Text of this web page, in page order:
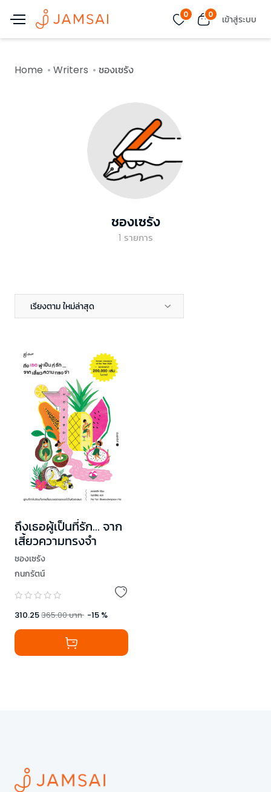
0 0 เข้าสู่ระบบ
Home Writers ชองเซรัง
ชองเซรัง
1 รายการ
เรียงตาม ใหม่ล่าสุด
ถึงเธอผู้เป็นที่รัก... จาก
เสี้ยวความทรงจำ
ชองเซรัง
กนกรัตน์
310.25365.00บาท -15 %